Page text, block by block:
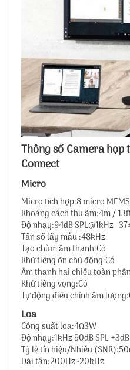
Thông số Camera họp
Connect
Micro
Micro tích hợp:8 micro
Khoảng cách thu âm:4m /
Độ nhạy:94dB SPL@1kHz -
Tần số lấy mẫu :48kHz
Tạo chùm âm thanh:Có
Khử tiếng ồn chủ động:Có
Âm thanh hai chiều toàn
Khử tiếng vọng:Có
Tự động điều chỉnh âm
Loa
Công suất loa:4Ω3W
Độ nhạy:1kHz 90dB SPL
Tỷ lệ tín hiệu/Nhiễu
Dải tần:200Hz~20kHz